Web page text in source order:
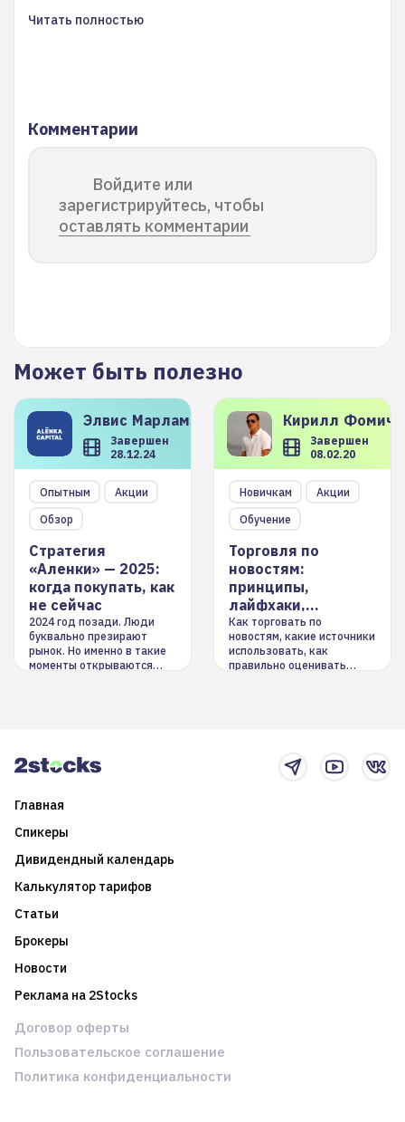
Читать полностью
Комментарии
Войдите или
зарегистрируйтесь, чтобы
оставлять комментарии
Может быть полезно
Элвис Марламов
Завершен
28.12.24
Опытным
Акции
Обзор
Стратегия
«Аленки» — 2025:
когда покупать, как
не сейчас
2024 год позади. Люди
буквально презирают
рынок. Но именно в такие
моменты открываются
Кирилл
Завершен
08.02.20
Новичкам
Акции
Обучение
Торговля по
новостям:
принципы,
лайфхаки,
инструменты
Как торговать по
новостям, какие источники
использовать, как
правильно оценивать
Главная
Спикеры
Дивидендный календарь
Калькулятор тарифов
Статьи
Брокеры
Новости
Реклама на 2Stocks
Договор оферты
Пользовательское соглашение
Политика конфиденциальности